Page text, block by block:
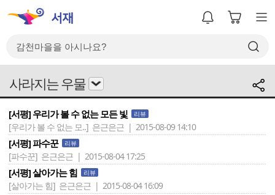
사라지는 우물
[서평] 우리가 볼 수 없는 모든 빛 리뷰
[우리가 볼 수 없는 모..] 은근은근 | 2015-08-09 14:10
[서평] 파수꾼 리뷰
[파수꾼] 은근은근 | 2015-08-04 17:25
[서평] 살아가는 힘 리뷰
[살아가는 힘] 은근은근 | 2015-08-04 16:09